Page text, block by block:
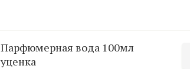
парфюмерная вода 100мл
уценка